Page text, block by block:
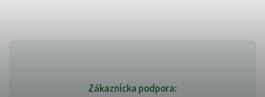
Zákaznícka podpora: